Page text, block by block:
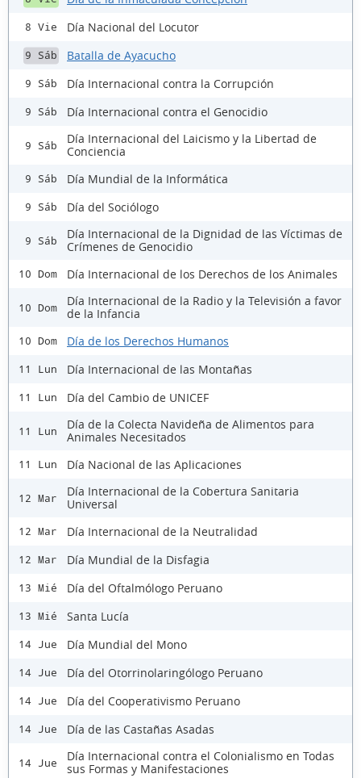
8 Vie Día Nacional del Locutor
9 Sáb Batalla de Ayacucho
9 Sáb Día Internacional contra la Corrupción
9 Sáb Día Internacional contra el Genocidio
9 Sáb
Día Internacional del Laicismo y la Libertad de
Conciencia
9 Sáb Día Mundial de la Informática
9 Sáb Día del Sociólogo
9 Sáb
Día Internacional de la Dignidad de las Víctimas de
Crímenes de Genocidio
10 Dom Día Internacional de los Derechos de los Animales
10 Dom
Día Internacional de la Radio y la Televisión a favor
de la Infancia
10 Dom Día de los Derechos Humanos
11 Lun Día Internacional de las Montañas
11 Lun Día del Cambio de UNICEF
11 Lun
Día de la Colecta Navideña de Alimentos para
Animales Necesitados
11 Lun Día Nacional de las Aplicaciones
12 Mar
Día Internacional de la Cobertura Sanitaria
Universal
12 Mar Día Internacional de la Neutralidad
12 Mar Día Mundial de la Disfagia
13 Mié Día del Oftalmólogo Peruano
13 Mié Santa Lucía
14 Jue Día Mundial del Mono
14 Jue Día del Otorrinolaringólogo Peruano
14 Jue Día del Cooperativismo Peruano
14 Jue Día de las Castañas Asadas
14 Jue
Día Internacional contra el Colonialismo en Todas
sus Formas y Manifestaciones